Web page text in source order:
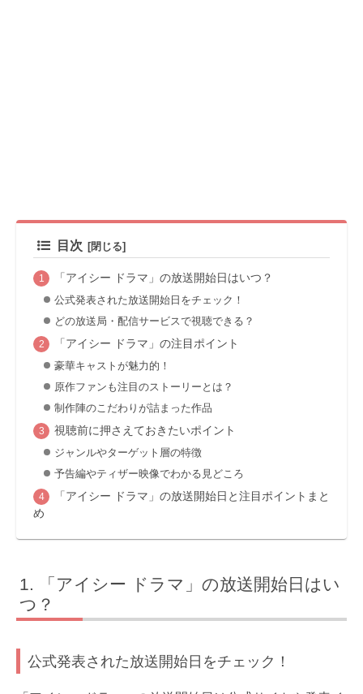
目次
「アイシー ドラマ」の放送開始日はいつ？
公式発表された放送開始日をチェック！
どの放送局・配信サービスで視聴できる？
「アイシー ドラマ」の注目ポイント
豪華キャストが魅力的！
原作ファンも注目のストーリーとは？
制作陣のこだわりが詰まった作品
視聴前に押さえておきたいポイント
ジャンルやターゲット層の特徴
予告編やティザー映像でわかる見どころ
「アイシー ドラマ」の放送開始日と注目ポイントまと
め
「アイシー ドラマ」の放送開始日はい
つ？
公式発表された放送開始日をチェック！